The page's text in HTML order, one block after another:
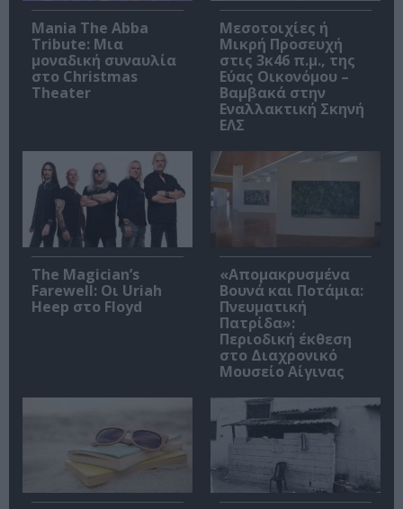
Mania The Abba
Tribute: Μια
μοναδική συναυλία
στο Christmas
Theater
Μεσοτοιχίες ή
Μικρή Προσευχή
στις 3κ46 π.μ., της
Εύας Οικονόμου –
Βαμβακά στην
Εναλλακτική Σκηνή
ΕΛΣ
The Magician’s
Farewell: Οι Uriah
Heep στο Floyd
«Απομακρυσμένα
Βουνά και Ποτάμια:
Πνευματική
Πατρίδα»:
Περιοδική έκθεση
στο Διαχρονικό
Μουσείο Αίγινας